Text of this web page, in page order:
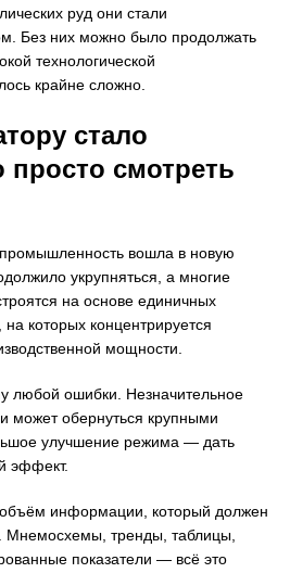
руд они стали
Без них можно было продолжать
технологической
крайне сложно.
стало
просто смотреть
вошла в новую
укрупняться, а многие
на основе единичных
которых концентрируется
мощности.
любой ошибки. Незначительное
может обернуться крупными
улучшение режима — дать
эффект.
информации, который должен
Мнемосхемы, тренды, таблицы,
показатели — всё это